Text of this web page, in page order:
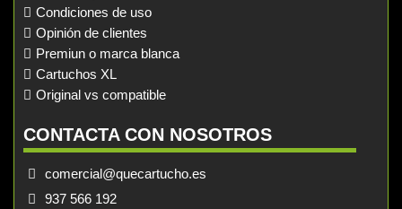
Condiciones de uso
Opinión de clientes
Premiun o marca blanca
Cartuchos XL
Original vs compatible
CONTACTA CON NOSOTROS
comercial@quecartucho.es
937 566 192